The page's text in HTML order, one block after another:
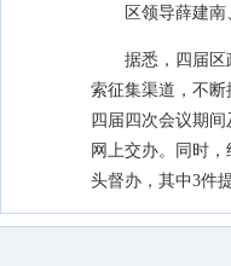
区领导薛建南
据悉，四届
索征集渠道，不
四届四次会议期
网上交办。同时
头督办，其中3件